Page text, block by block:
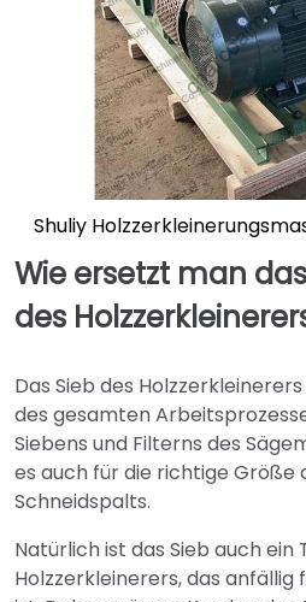
Shuliy
Wie ersetzt man
des
Das Sieb des
des gesamten
Siebens und Filterns des
es auch für die richtige Größe
Schneidspalts.
Natürlich ist das Sieb auch ein
Holzzerkleinerers, das